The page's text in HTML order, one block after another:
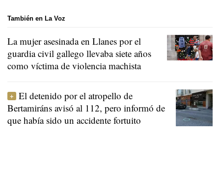
También en La Voz
La mujer asesinada en Llanes por el
guardia civil gallego llevaba siete años
como víctima de violencia machista
El detenido por el atropello de
Bertamiráns avisó al 112, pero informó de
que había sido un accidente fortuito